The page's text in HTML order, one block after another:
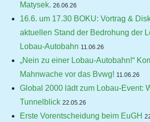
Matysek. 26.06.26
16.6. um 17.30 BOKU: Vortrag &
aktuellen Stand der Bedrohung der
Lobau-Autobahn 11.06.26
„Nein zu einer Lobau-Autobahn!“
Mahnwache vor das Bvwg! 11.06.26
Global 2000 lädt zum Lobau-Event:
Tunnelblick 22.05.26
Erste Vorentscheidung beim EuGH